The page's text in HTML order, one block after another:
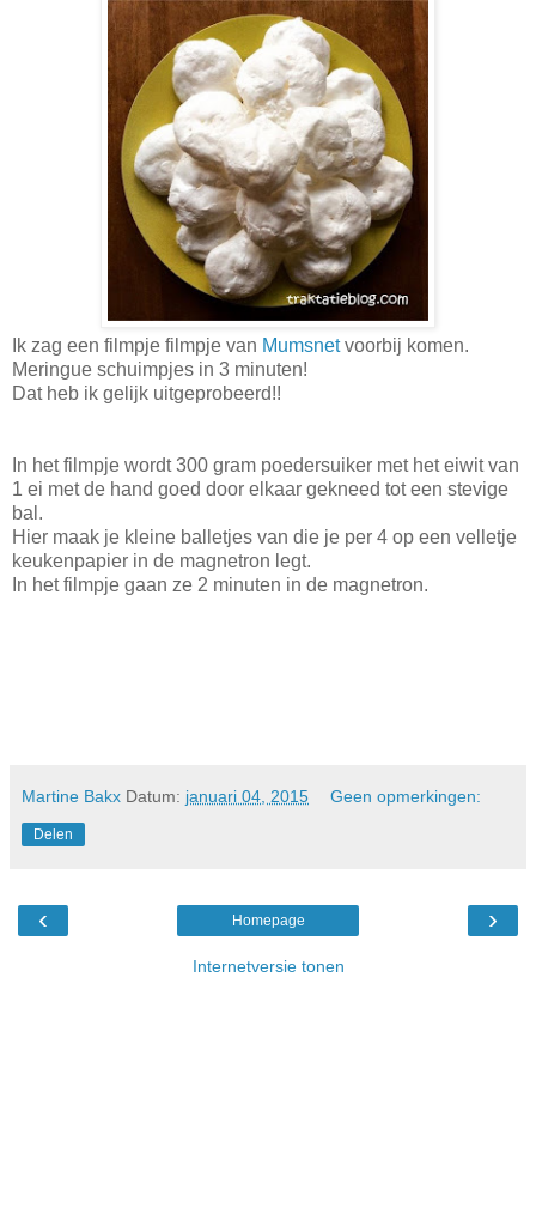
Ik zag een filmpje filmpje van Mumsnetvoorbij komen.
Meringue schuimpjes in 3 minuten!
Dat heb ik gelijk uitgeprobeerd!!
In het filmpje wordt 300 gram poedersuiker met het eiwit van
1 ei met de hand goed door elkaar gekneed tot een stevige
bal.
Hier maak je kleine balletjes van die je per 4 op een velletje
keukenpapier in de magnetron legt.
In het filmpje gaan ze 2 minuten in de magnetron.
Martine Bakx Datum: januari 04, 2015 Geen opmerkingen:
Delen
‹ ›
Homepage
Internetversie tonen